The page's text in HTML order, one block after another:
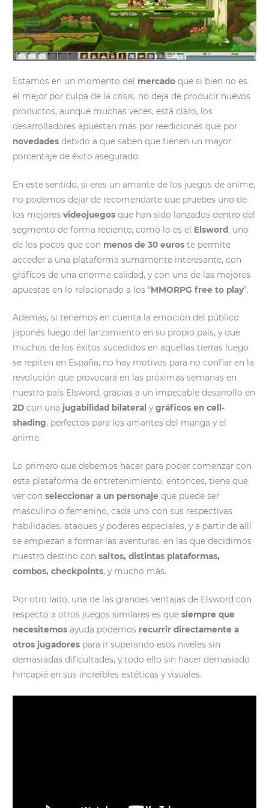
Estamos en un momento del mercado que si bien no es
el mejor por culpa de la crisis, no deja de producir nuevos
productos, aunque muchas veces, está claro, los
desarrolladores apuestan más por reediciones que por
novedades debido a que saben que tienen un mayor
porcentaje de éxito asegurado.
En este sentido, si eres un amante de los juegos de anime,
no podemos dejar de recomendarte que pruebes uno de
los mejoresvideojuegos que han sido lanzados dentro del
segmento de forma reciente, como lo es el Elsword, uno
de los pocos que con menos de 30 euros te permite
acceder a una plataforma sumamente interesante, con
gráficos de una enorme calidad, y con una de las mejores
apuestas en lo relacionado a los “MMORPG free to play”.
Además, si tenemos en cuenta la emoción del público
japonés luego del lanzamiento en su propio país, y que
muchos de los éxitos sucedidos en aquellas tierras luego
se repiten en España, no hay motivos para no confiar en la
revolución que provocará en las próximas semanas en
nuestro país Elsword, gracias a un impecable desarrollo en
2D con una jugabilidad bilateral ygráficos en cell-
shading, perfectos para los amantes del manga y el
anime.
Lo primero que debemos hacer para poder comenzar con
esta plataforma de entretenimiento, entonces, tiene que
ver conseleccionar a un personaje que puede ser
masculino o femenino, cada uno con sus respectivas
habilidades, ataques y poderes especiales, y a partir de allí
se empiezan a formar las aventuras, en las que decidimos
nuestro destino consaltos, distintas plataformas,
combos, checkpoints, y mucho más.
Por otro lado, una de las grandes ventajas de Elsword con
respecto a otros juegos similares es quesiempre que
necesitemos ayuda podemos recurrir directamente a
otros jugadores para ir superando esos niveles sin
demasiadas dificultades, y todo ello sin hacer demasiado
hincapié en sus increíbles estéticas y visuales.